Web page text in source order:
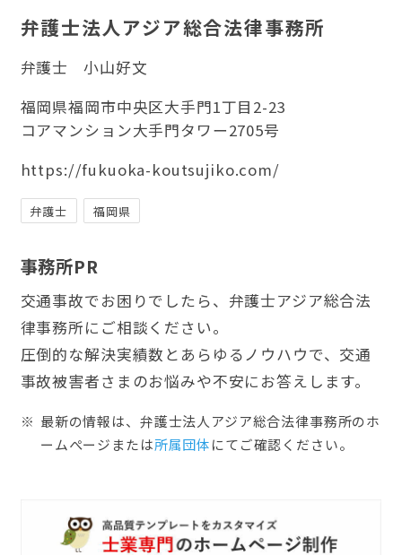
弁護士法人アジア総合法律事務所
弁護士
小山好文
福岡県福岡市中央区大手門1丁目2-23
コアマンション大手門タワー2705号
https://fukuoka-koutsujiko.com/
弁護士 福岡県
事務所PR
交通事故でお困りでしたら、弁護士アジア総合法
律事務所にご相談ください。
圧倒的な解決実績数とあらゆるノウハウで、交通
事故被害者さまのお悩みや不安にお答えします。
最新の情報は、弁護士法人アジア総合法律事務所のホ
ームぺージまたは所属団体にてご確認ください。